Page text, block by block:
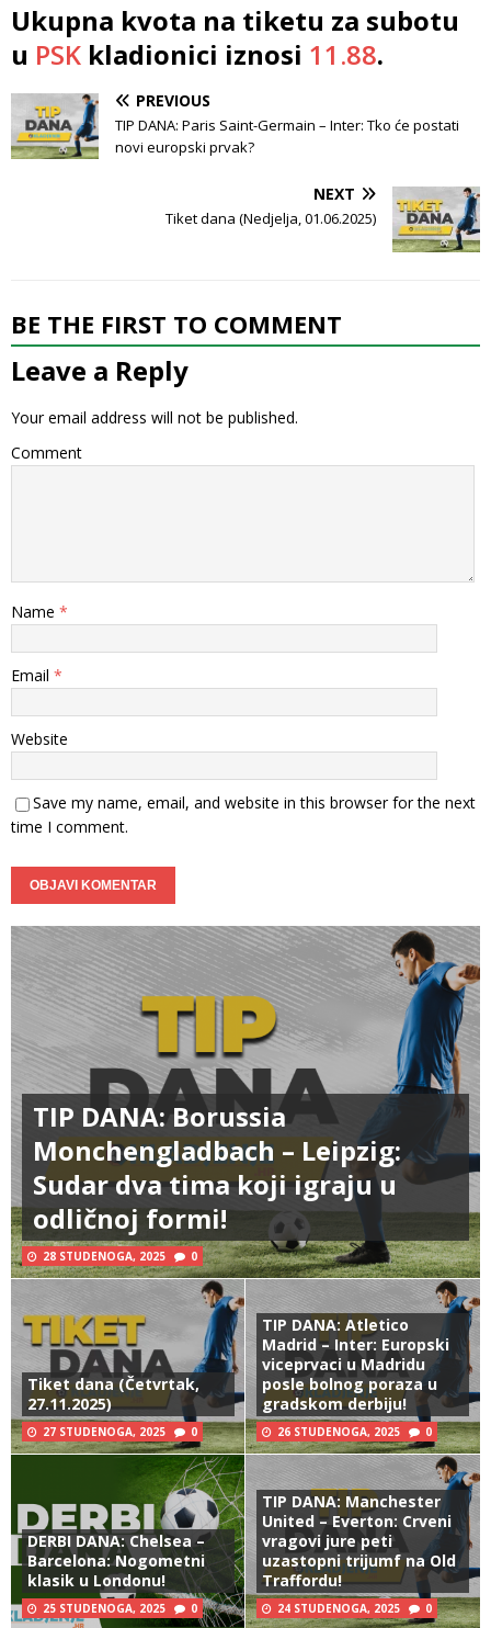
Ukupna kvota na tiketu za subotu
u PSK kladionici iznosi 11.88.
PREVIOUS
TIP DANA: Paris Saint-Germain – Inter: Tko će postati
novi europski prvak?
NEXT
Tiket dana (Nedjelja, 01.06.2025)
BE THE FIRST TO COMMENT
Leave a Reply
Your email address will not be published.
Comment
Name *
Email *
Website
Save my name, email, and website in this browser for the next
time I comment.
TIP DANA: Borussia
Monchengladbach – Leipzig:
Sudar dva tima koji igraju u
odličnoj formi!
28 STUDENOGA, 2025 0
Tiket dana (Četvrtak,
27.11.2025)
27 STUDENOGA, 2025 0
TIP DANA: Atletico
Madrid – Inter: Europski
viceprvaci u Madridu
posle bolnog poraza u
gradskom derbiju!
26 STUDENOGA, 2025 0
DERBI DANA: Chelsea –
Barcelona: Nogometni
klasik u Londonu!
25 STUDENOGA, 2025 0
TIP DANA: Manchester
United – Everton: Crveni
vragovi jure peti
uzastopni trijumf na Old
Traffordu!
24 STUDENOGA, 2025 0